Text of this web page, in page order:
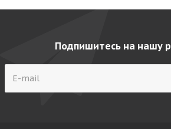
Подпишитесь на нашу